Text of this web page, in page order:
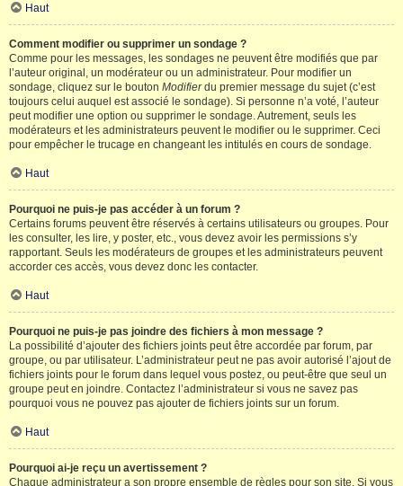
Haut
Comment modifier ou supprimer un sondage ?
Comme pour les messages, les sondages ne peuvent être modifiés que par
l’auteur original, un modérateur ou un administrateur. Pour modifier un
sondage, cliquez sur le bouton Modifierdu premier message du sujet (c’est
toujours celui auquel est associé le sondage). Si personne n’a voté, l’auteur
peut modifier une option ou supprimer le sondage. Autrement, seuls les
modérateurs et les administrateurs peuvent le modifier ou le supprimer. Ceci
pour empêcher le trucage en changeant les intitulés en cours de sondage.
Haut
Pourquoi ne puis-je pas accéder à un forum ?
Certains forums peuvent être réservés à certains utilisateurs ou groupes. Pour
les consulter, les lire, y poster, etc., vous devez avoir les permissions s’y
rapportant. Seuls les modérateurs de groupes et les administrateurs peuvent
accorder ces accès, vous devez donc les contacter.
Haut
Pourquoi ne puis-je pas joindre des fichiers à mon message ?
La possibilité d’ajouter des fichiers joints peut être accordée par forum, par
groupe, ou par utilisateur. L’administrateur peut ne pas avoir autorisé l’ajout de
fichiers joints pour le forum dans lequel vous postez, ou peut-être que seul un
groupe peut en joindre. Contactez l’administrateur si vous ne savez pas
pourquoi vous ne pouvez pas ajouter de fichiers joints sur un forum.
Haut
Pourquoi ai-je reçu un avertissement ?
Chaque administrateur a son propre ensemble de règles pour son site. Si vous